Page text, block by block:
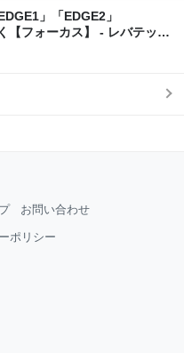
」「EDGE2」
【フォーカス】 - レバテック
お問い合わせ
ポリシー